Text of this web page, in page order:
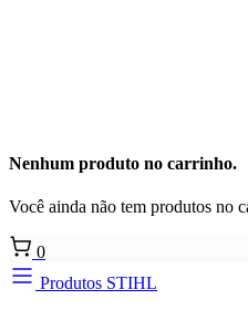
Nenhum produto no carrinho.
Você ainda não tem produtos no
0
Produtos STIHL